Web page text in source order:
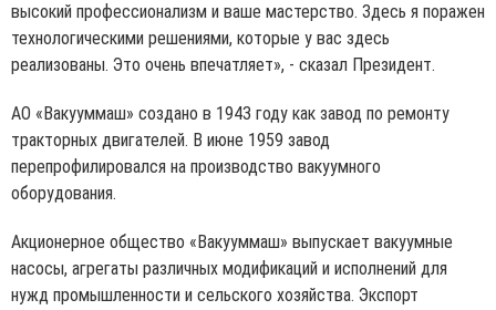
высокий профессионализм и ваше мастерство. Здесь я поражен
технологическими решениями, которые у вас здесь
реализованы. Это очень впечатляет», - сказал Президент.
АО «Вакууммаш» создано в 1943 году как завод по ремонту
тракторных двигателей. В июне 1959 завод
перепрофилировался на производство вакуумного
оборудования.
Акционерное общество «Вакууммаш» выпускает вакуумные
насосы, агрегаты различных модификаций и исполнений для
нужд промышленности и сельского хозяйства. Экспорт